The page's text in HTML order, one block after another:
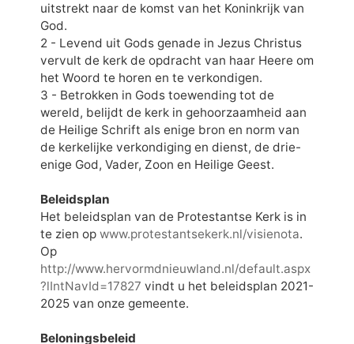
uitstrekt naar de komst van het Koninkrijk van
God.
2 - Levend uit Gods genade in Jezus Christus
vervult de kerk de opdracht van haar Heere om
het Woord te horen en te verkondigen.
3 - Betrokken in Gods toewending tot de
wereld, belijdt de kerk in gehoorzaamheid aan
de Heilige Schrift als enige bron en norm van
de kerkelijke verkondiging en dienst, de drie-
enige God, Vader, Zoon en Heilige Geest.
Beleidsplan
Het beleidsplan van de Protestantse Kerk is in
te zien op www.protestantsekerk.nl/visienota.
Op
http://www.hervormdnieuwland.nl/default.aspx
?lIntNavId=17827 vindt u het beleidsplan 2021-
2025 van onze gemeente.
Beloningsbeleid